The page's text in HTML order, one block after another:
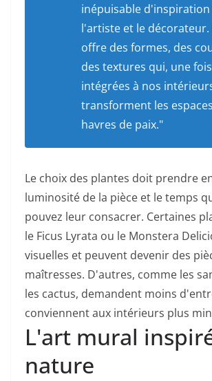
inépuisable
l'artiste et le décorateur.
offre des formes, des
des textures qui, une fois
intégrées à nos
transforment les
havres de paix."
Le choix des plantes doit prendre
luminosité de la pièce et le temps
pouvez leur consacrer. Certaines
le Ficus Lyrata ou le Monstera
visuelles et peuvent devenir des
maîtresses. D'autres, comme les
les cactus, demandent moins
conviennent aux intérieurs plus
L'art mural
nature